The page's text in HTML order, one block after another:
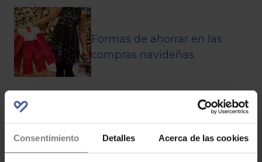
Consentimiento Detalles Acerca de las cookies
Formas de ahorrar en las
compras navideñas
CARGAR MÁS